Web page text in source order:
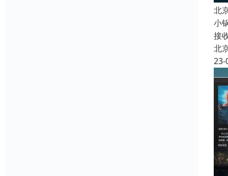
北
小
接
北
23-